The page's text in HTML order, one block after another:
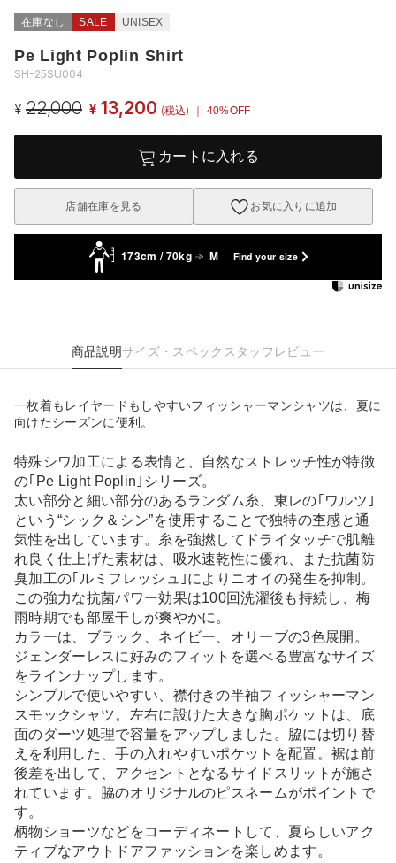
在庫なし SALE UNISEX
Pe Light Poplin Shirt
SH-25SU004
¥ 22,000 ¥ 13,200 (税込) ｜ 40%OFF
カートに入れる
店舗在庫を見る お気に入りに追加
173cm / 70kg M Find your size
商品説明サイズ・スペック スタッフレビュー
一枚着もレイヤードもしやすいフィッシャーマンシャツは、夏に
向けたシーズンに便利。
特殊シワ加工による表情と、自然なストレッチ性が特徴
の｢Pe Light Poplin｣シリーズ。
太い部分と細い部分のあるランダム糸、東レの｢ワルツ｣
という“シック＆シン”を使用することで独特の杢感と通
気性を出しています。糸を強撚してドライタッチで肌離
れ良く仕上げた素材は、吸水速乾性に優れ、また抗菌防
臭加工の｢ルミフレッシュ｣によりニオイの発生を抑制。
この強力な抗菌パワー効果は100回洗濯後も持続し、梅
雨時期でも部屋干しが爽やかに。
カラーは、ブラック、ネイビー、オリーブの3色展開。
ジェンダーレスに好みのフィットを選べる豊富なサイズ
をラインナップします。
シンプルで使いやすい、襟付きの半袖フィッシャーマン
スモックシャツ。左右に設けた大きな胸ポケットは、底
面のダーツ処理で容量をアップしました。脇には切り替
えを利用した、手の入れやすいポケットを配置。裾は前
後差を出して、アクセントとなるサイドスリットが施さ
れています。脇のオリジナルのピスネームがポイントで
す。
柄物ショーツなどをコーディネートして、夏らしいアク
ティブなアウトドアファッションを楽しめます。